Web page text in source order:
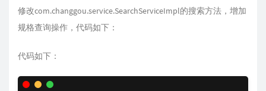
修改com.changgou.service.SearchServiceImpl的搜索方法，增加
规格查询操作，代码如下：
代码如下：